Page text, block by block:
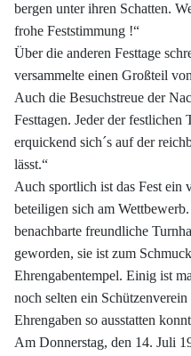
bergen unter ihren Schatten.
frohe Feststimmung !“
Über die anderen Festtage
versammelte einen Großteil
Auch die Besuchstreue der
Festtagen. Jeder der festlichen
erquickend sich´s auf der
lässt.“
Auch sportlich ist das Fest ein
beteiligen sich am
benachbarte freundliche
geworden, sie ist zum
Ehrengabentempel. Einig ist
noch selten ein
Ehrengaben so ausstatten
Am Donnerstag, den 14. Juli